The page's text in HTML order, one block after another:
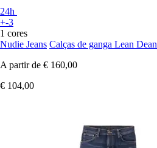
24h
+-3
1 cores
Nudie Jeans Calças de ganga Lean Dean
A partir de € 160,00
€ 104,00